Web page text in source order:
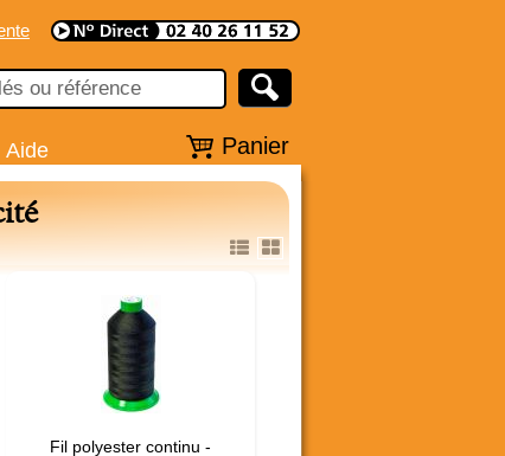
Aide Panier
Fil polyester continu -